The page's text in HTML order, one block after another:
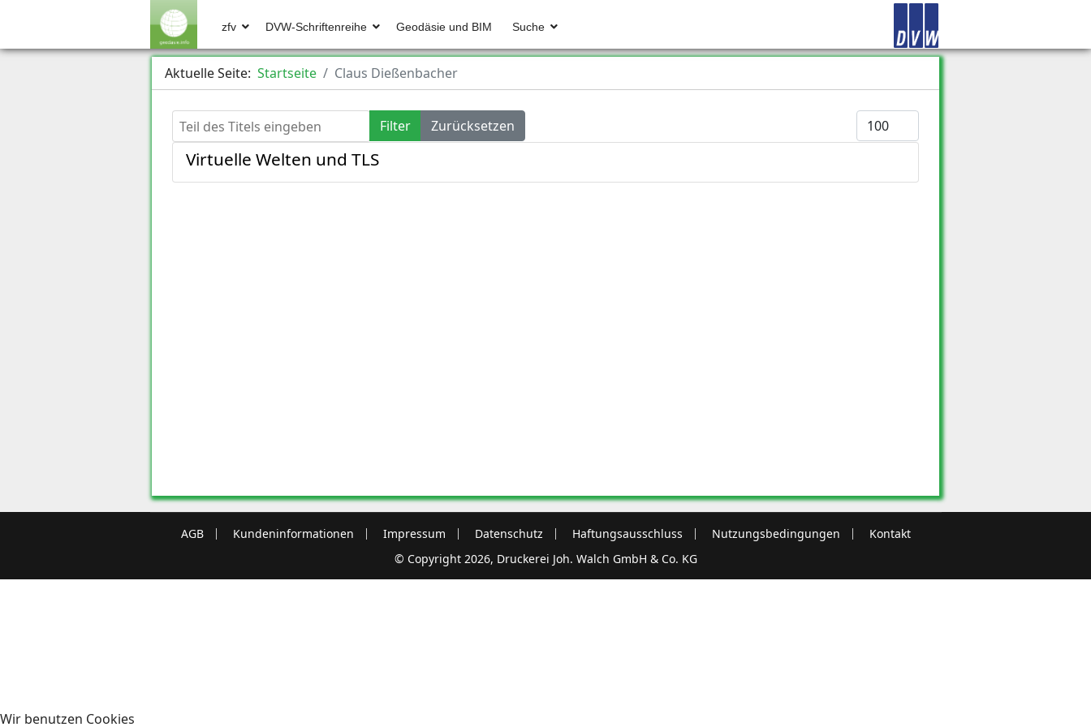
zfv DVW-Schriftenreihe Geodäsie und BIM Suche
Aktuelle Seite: Startseite Claus Dießenbacher
Teil des Titels eingeben Filter Zurücksetzen Anzeige #
Virtuelle Welten und TLS
AGB Kundeninformationen Impressum Datenschutz Haftungsausschluss Nutzungsbedingungen
Kontakt
© Copyright 2026, Druckerei Joh. Walch GmbH & Co. KG
Wir benutzen Cookies